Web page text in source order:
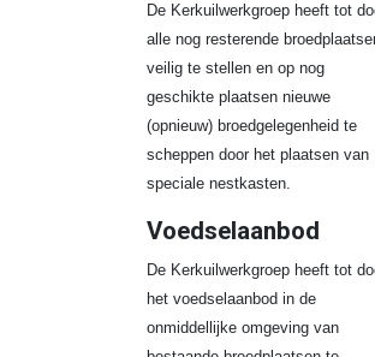
De Kerkuilwerkgroep heeft tot
alle nog resterende
veilig te stellen en op nog
geschikte plaatsen nieuwe
(opnieuw) broedgelegenheid te
scheppen door het plaatsen van
speciale nestkasten.
Voedselaanbod
De Kerkuilwerkgroep heeft tot
het voedselaanbod in de
onmiddellijke omgeving van